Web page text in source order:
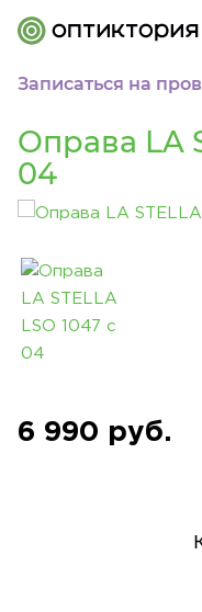
Записаться на
Оправа LA
04
6 990 руб.